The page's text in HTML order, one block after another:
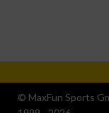
© MaxFun Sports